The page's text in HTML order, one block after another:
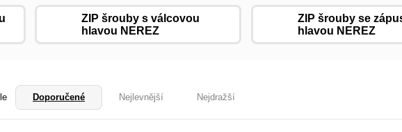
ZIP šrouby s válcovou
hlavou NEREZ
ZIP šrouby se
hlavou NEREZ
Doporučené Nejlevnější Nejdražší